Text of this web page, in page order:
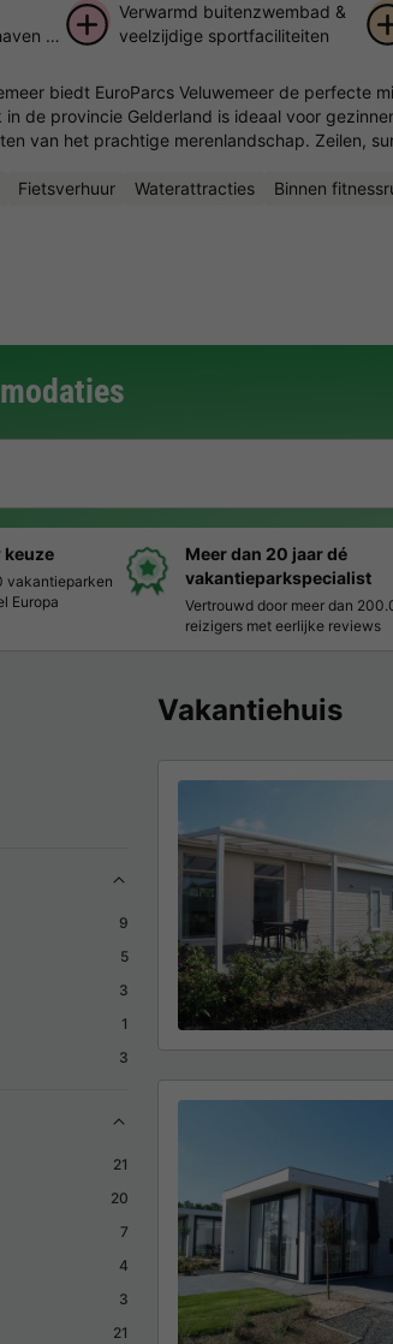
&
Verwarmd buitenzwembad &
veelzijdige sportfaciliteiten
biedt EuroParcs Veluwemeer de perfecte
de provincie Gelderland is ideaal voor
van het prachtige merenlandschap. Zeilen,
Fietsverhuur Waterattracties Binnen
keuze
vakantieparken
Europa
Meer dan 20 jaar dé
vakantieparkspecialist
Vertrouwd door meer dan
reizigers met eerlijke reviews
9
5
3
1
3
21
20
7
4
3
21
Vakantiehuis